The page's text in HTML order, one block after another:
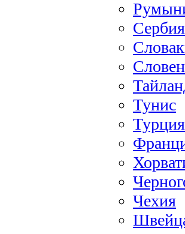
Сербия
Тунис
Турция
Чехия